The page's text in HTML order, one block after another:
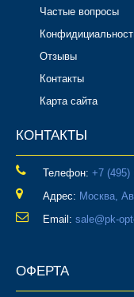
Частые вопросы
Отзывы
Контакты
Карта сайта
КОНТАКТЫ
Телефон: ‎+7 (495)
Адрес: Москва,
Email: sale@pk-
ОФЕРТА